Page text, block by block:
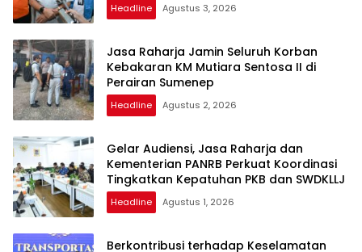
Headline Agustus 3, 2026
Jasa Raharja Jamin Seluruh Korban
Kebakaran KM Mutiara Sentosa II di
Perairan Sumenep
Headline Agustus 2, 2026
Gelar Audiensi, Jasa Raharja dan
Kementerian PANRB Perkuat Koordinasi
Tingkatkan Kepatuhan PKB dan SWDKLLJ
Headline Agustus 1, 2026
Berkontribusi terhadap Keselamatan